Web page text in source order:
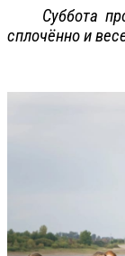
Суббота
сплочённо и